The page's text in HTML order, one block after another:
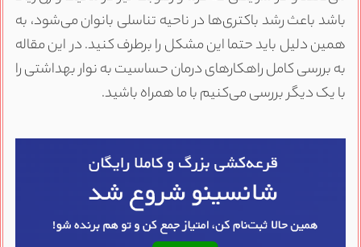
باشد باعث رشد باکتری‌ها در ناحیه تناسلی بانوان می‌شود، به
همین دلیل باید حتما این مشکل را برطرف کنید. در این مقاله
به بررسی کامل راهکارهای درمان حساسیت به نوار بهداشتی را
با یک دیگر بررسی می‌کنیم با ما همراه باشید.